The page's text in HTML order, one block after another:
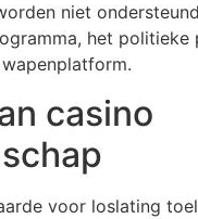
niet
het politieke
casino
voor loslating